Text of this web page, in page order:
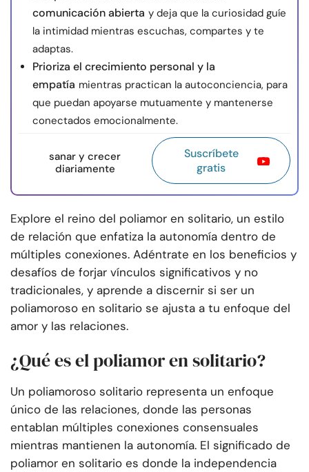
comunicación abierta y deja que la curiosidad guíe
la intimidad mientras escuchas, compartes y te
adaptas.
Prioriza el crecimiento personal y la
empatía mientras practican la autoconciencia, para
que puedan apoyarse mutuamente y mantenerse
conectados emocionalmente.
sanar y crecer
diariamente
Suscríbete
gratis
Explore el reino del poliamor en solitario, un estilo
de relación que enfatiza la autonomía dentro de
múltiples conexiones. Adéntrate en los beneficios y
desafíos de forjar vínculos significativos y no
tradicionales, y aprende a discernir si ser un
poliamoroso en solitario se ajusta a tu enfoque del
amor y las relaciones.
¿Qué es el poliamor en solitario?
Un poliamoroso solitario representa un enfoque
único de las relaciones, donde las personas
entablan múltiples conexiones consensuales
mientras mantienen la autonomía. El significado de
poliamor en solitario es donde la independencia